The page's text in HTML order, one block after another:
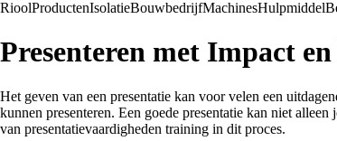
RioolProductenIsolatieBouwbedrijfMachinesHulpmiddel
Presenteren met Impact
Het geven van een presentatie kan voor velen een
kunnen presenteren. Een goede presentatie kan niet
van presentatievaardigheden training in dit proces.